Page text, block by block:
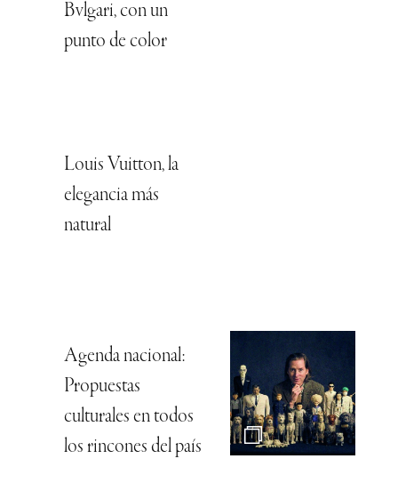
Bvlgari, con un
punto de color
Louis Vuitton, la
elegancia más
natural
Agenda nacional:
Propuestas
culturales en todos
los rincones del país